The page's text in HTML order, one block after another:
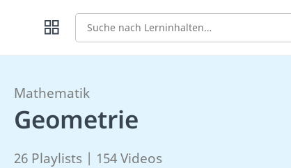
Suche
Mathematik
Geometrie
26 Playlists | 154 Videos